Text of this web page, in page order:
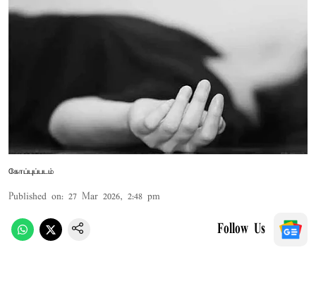
கோப்புப்படம்
Published on: 27 Mar 2026, 2:48 pm
Follow Us